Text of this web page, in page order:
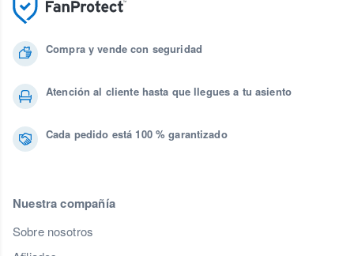
Compra y vende con seguridad
Atención al cliente hasta que llegues a tu asiento
Cada pedido está 100 % garantizado
Nuestra compañía
Sobre nosotros